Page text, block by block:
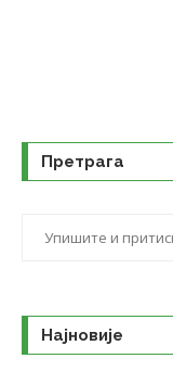
Претрага
Најновије